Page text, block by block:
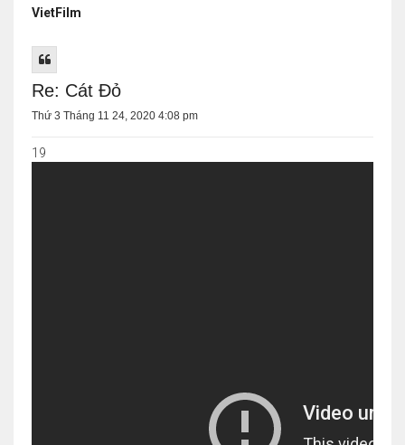
VietFilm
Re: Cát Đỏ
Thứ 3 Tháng 11 24, 2020 4:08 pm
19